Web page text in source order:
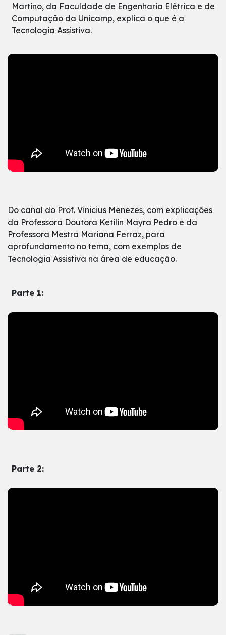
Martino, da Faculdade de Engenharia Elétrica e de
Computação da Unicamp, explica o que é a
Tecnologia Assistiva.
Do canal do Prof. Vinicius Menezes, com explicações
da Professora Doutora Ketilin Mayra Pedro e da
Professora Mestra Mariana Ferraz, para
aprofundamento no tema, com exemplos de
Tecnologia Assistiva na área de educação.
Parte 1:
Parte 2: